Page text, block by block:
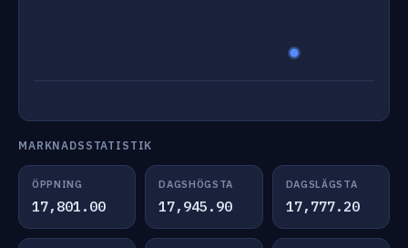
MARKNADSSTATISTIK
ÖPPNING
17,801.00
DAGSHÖGSTA
17,945.90
DAGSLÄGSTA
17,777.20